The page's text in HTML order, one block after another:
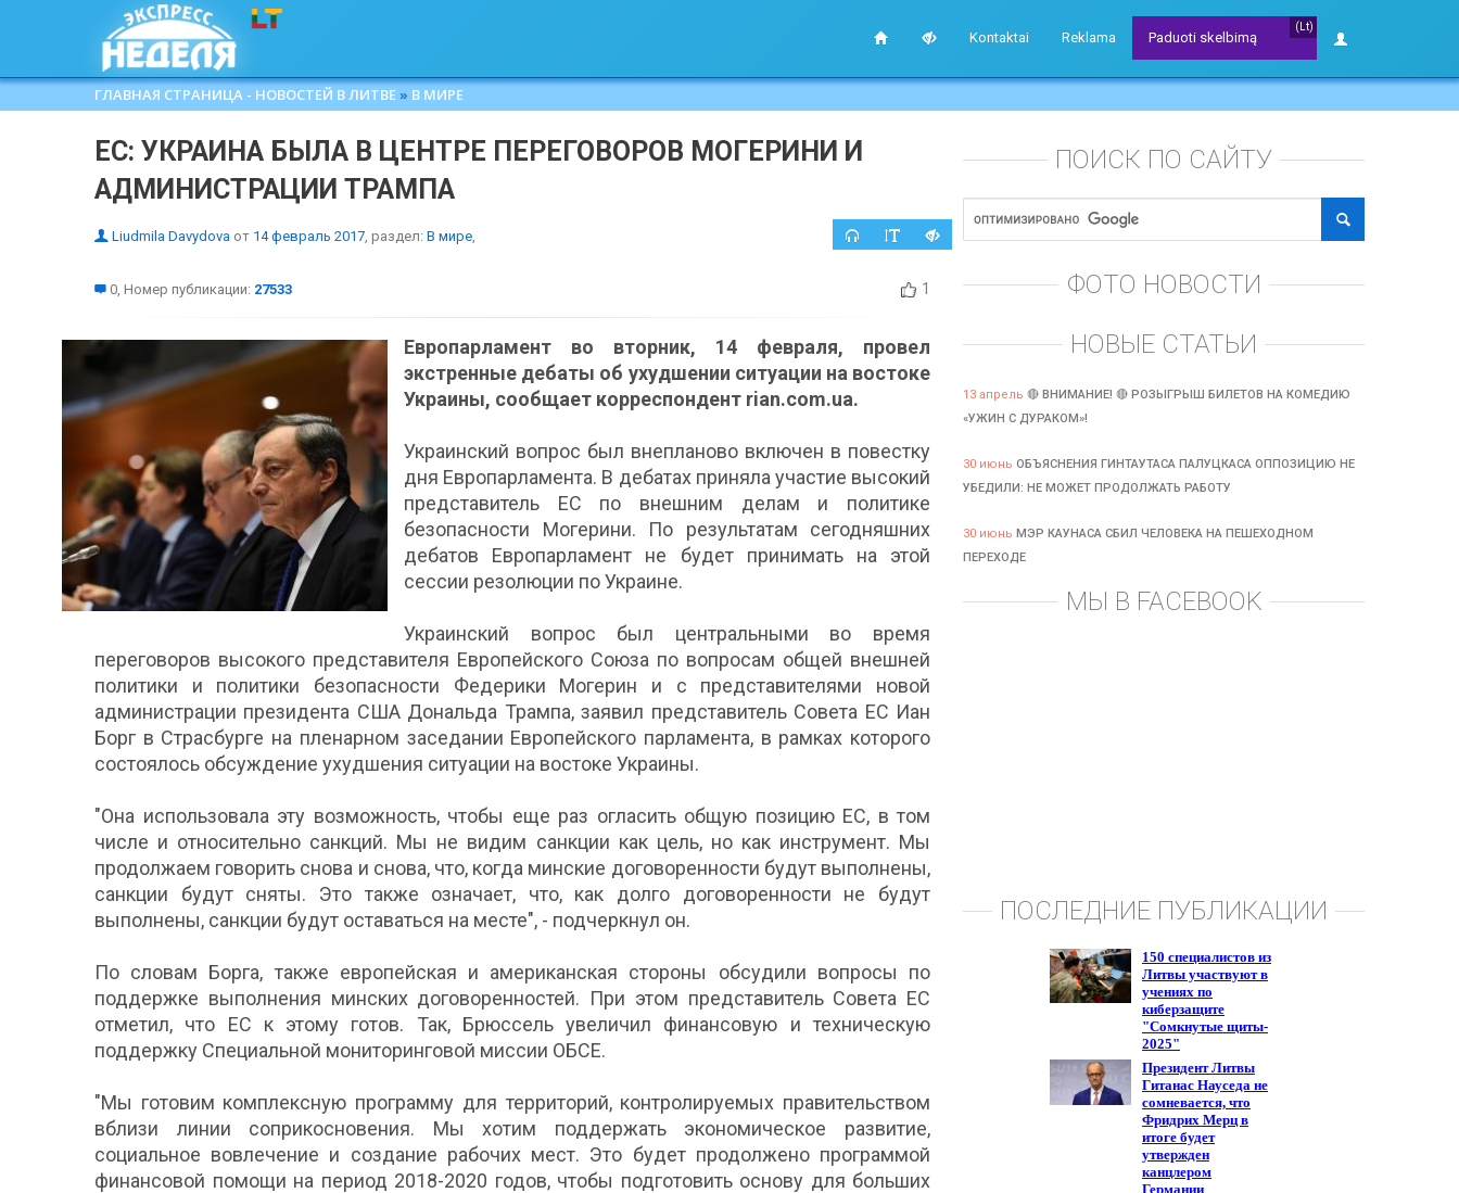
Kontaktai Reklama
(Lt)
Paduoti skelbimą
ГЛАВНАЯ СТРАНИЦА - НОВОСТЕЙ В ЛИТВЕ » В МИРЕ
ЕС: УКРАИНА БЫЛА В ЦЕНТРЕ ПЕРЕГОВОРОВ МОГЕРИНИ И
АДМИНИСТРАЦИИ ТРАМПА
Liudmila Davydova от 14 февраль 2017, раздел: В мире,
0, Номер публикации: 27533 1
Европарламент во вторник, 14 февраля, провел
экстренные дебаты об ухудшении ситуации на востоке
Украины, сообщает корреспондент rian.com.ua.
Украинский вопрос был внепланово включен в повестку
дня Европарламента. В дебатах приняла участие высокий
представитель ЕС по внешним делам и политике
безопасности Могерини. По результатам сегодняшних
дебатов Европарламент не будет принимать на этой
сессии резолюции по Украине.
Украинский вопрос был центральными во время
переговоров высокого представителя Европейского Союза по вопросам общей внешней
политики и политики безопасности Федерики Могерин и с представителями новой
администрации президента США Дональда Трампа, заявил представитель Совета ЕС Иан
Борг в Страсбурге на пленарном заседании Европейского парламента, в рамках которого
состоялось обсуждение ухудшения ситуации на востоке Украины.
"Она использовала эту возможность, чтобы еще раз огласить общую позицию ЕС, в том
числе и относительно санкций. Мы не видим санкции как цель, но как инструмент. Мы
продолжаем говорить снова и снова, что, когда минские договоренности будут выполнены,
санкции будут сняты. Это также означает, что, как долго договоренности не будут
выполнены, санкции будут оставаться на месте", - подчеркнул он.
По словам Борга, также европейская и американская стороны обсудили вопросы по
поддержке выполнения минских договоренностей. При этом представитель Совета ЕС
отметил, что ЕС к этому готов. Так, Брюссель увеличил финансовую и техническую
поддержку Специальной мониторинговой миссии ОБСЕ.
"Мы готовим комплексную программу для территорий, контролируемых правительством
вблизи линии соприкосновения. Мы хотим поддержать экономическое развитие,
социальное вовлечение и создание рабочих мест. Это будет продолжено программой
финансовой помощи на период 2018-2020 годов, чтобы подготовить основу для больших
ПОИСК ПО САЙТУ
ФОТО НОВОСТИ
НОВЫЕ СТАТЬИ
13 апрель 🔴 ВНИМАНИЕ! 🔴 РОЗЫГРЫШ БИЛЕТОВ НА КОМЕДИЮ
«УЖИН С ДУРАКОМ»!
30 июнь ОБЪЯСНЕНИЯ ГИНТАУТАСА ПАЛУЦКАСА ОППОЗИЦИЮ НЕ
УБЕДИЛИ: НЕ МОЖЕТ ПРОДОЛЖАТЬ РАБОТУ
30 июнь МЭР КАУНАСА СБИЛ ЧЕЛОВЕКА НА ПЕШЕХОДНОМ
ПЕРЕХОДЕ
МЫ В FACEBOOK
ПОСЛЕДНИЕ ПУБЛИКАЦИИ